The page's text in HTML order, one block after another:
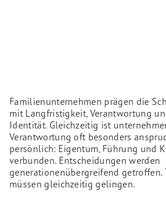
Familienunternehmen prägen die
mit Langfristigkeit, Verantwortung
Identität. Gleichzeitig ist
Verantwortung oft besonders
persönlich: Eigentum, Führung und
verbunden. Entscheidungen werden
generationenübergreifend getroffen.
müssen gleichzeitig gelingen.